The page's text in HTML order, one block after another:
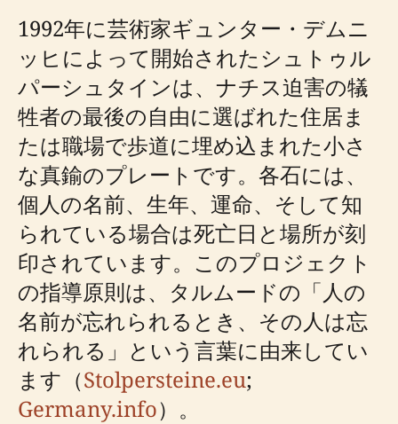
1992年に芸術家ギュンター・デムニ
ッヒによって開始されたシュトゥル
パーシュタインは、ナチス迫害の犠
牲者の最後の自由に選ばれた住居ま
たは職場で歩道に埋め込まれた小さ
な真鍮のプレートです。各石には、
個人の名前、生年、運命、そして知
られている場合は死亡日と場所が刻
印されています。このプロジェクト
の指導原則は、タルムードの「人の
名前が忘れられるとき、その人は忘
れられる」という言葉に由来してい
ます（Stolpersteine.eu;
Germany.info）。